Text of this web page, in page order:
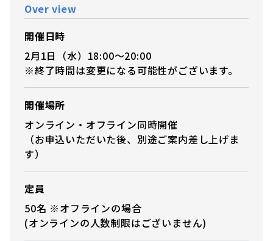
Over view
開催日時
2月1日（水）18:00～20:00
※終了時間は変更になる可能性がございます。
開催場所
オンライン・オフライン同時開催
（お申込いただいた後、別途ご案内差し上げま
す）
定員
50名 ※オフラインの場合
(オンラインの人数制限はございません)